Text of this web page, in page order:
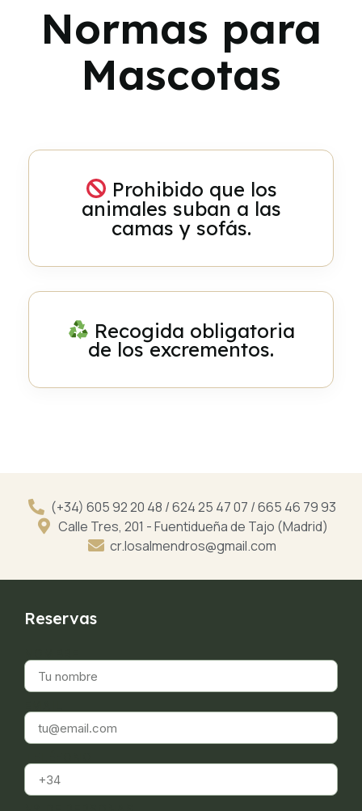
Normas para
Mascotas
Prohibido que los
animales suban a las
camas y sofás.
Recogida obligatoria
de los excrementos.
(+34) 605 92 20 48 / 624 25 47 07 / 665 46 79 93
Calle Tres, 201 - Fuentidueña de Tajo (Madrid)
cr.losalmendros@gmail.com
Reservas